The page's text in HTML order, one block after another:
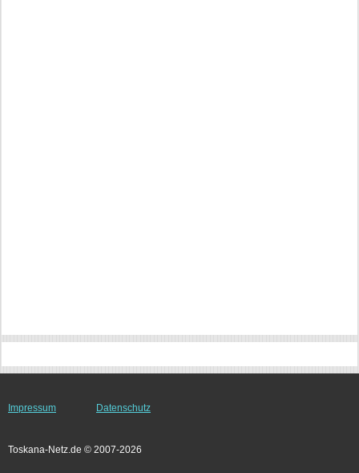
Impressum Datenschutz
Toskana-Netz.de © 2007-2026